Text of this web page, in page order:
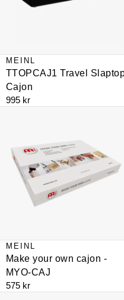
MEINL
TTOPCAJ1 Travel
Cajon
995 kr
MEINL
Make your own cajon -
MYO-CAJ
575 kr